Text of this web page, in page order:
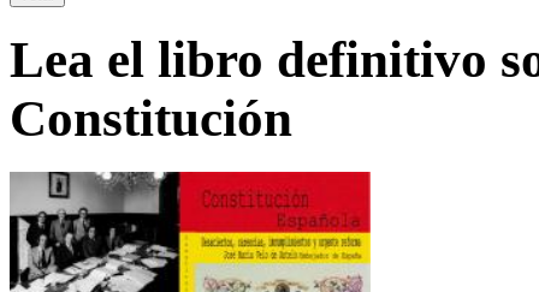
Lea el libro definitivo
Constitución